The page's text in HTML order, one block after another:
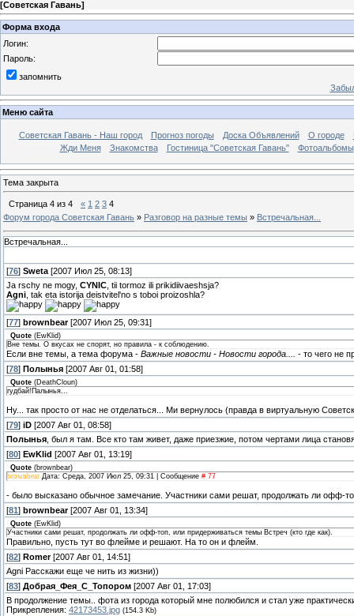
[Советская Гавань]
Форма входа
Логин:
Пароль:
запомнить
Меню сайта
Советская Гавань - Наш город Прогноз погоды Доска Объявлений О городе
Жди Меня
Знакомства Гостиница "Советская Гавань" Фотоальбомы
Тема закрыта
Страница 4 из 4 « 1 2 3 4
Форум города Советская Гавань » Разговор на разные темы » Встречальная...
Встречальная...
[76] Sweta [2007 Июл 25, 08:13]
Ja rschy ne mogy, CYNIC , tii tormoz ili prikidiivaeshsja?
Agni , tak eta istorija deistvitel'no s toboi proizoshla?
[77] brownbear[2007 Июл 25, 09:31]
Quote (EwKlid)
Вне темы. О вкусах не спорят, но правила - к соблюдению.
Если вне темы, а тема форума - Важные новости - Новости города....
- то чего не
[78] Полынья [2007 Авг 01, 01:58]
Quote (DeathCloun)
гудбай!Палынья...
Ну... так просто от нас не отделаться... Ми вернулось (правда в виртуальную
[79] iD [2007 Авг 01, 08:58]
Полынья , был я там. Все кто там живет, даже приезжие, потом чертами лица
[80] EwKlid [2007 Авг 01, 13:19]
Quote (brownbear)
brownbear Дата: Среда, 2007 Июл 25, 09:31 | Сообщение # 77
- было высказано обычное замечание. Участники сами решат, продолжать ли офф-
[81 ] brownbear[2007 Авг 01, 13:34]
Quote (EwKlid)
Участники сами решат, продолжать ли офф-топ, или придерживаться темы Встреч (кто где как).
Правильно, пусть тут во флейме и решают. На то он и флейм.
[82] Romer[2007 Авг 01, 14:51]
Agni Расскажи еще че нить из жизни))
[83] Добрая_Фея_С_Топором [2007 Авг 01, 17:03]
В продолжение темы.. фота из города который мне полюбился и стал уже
Прикрепления: 42173453.jpg (154.3 Kb)